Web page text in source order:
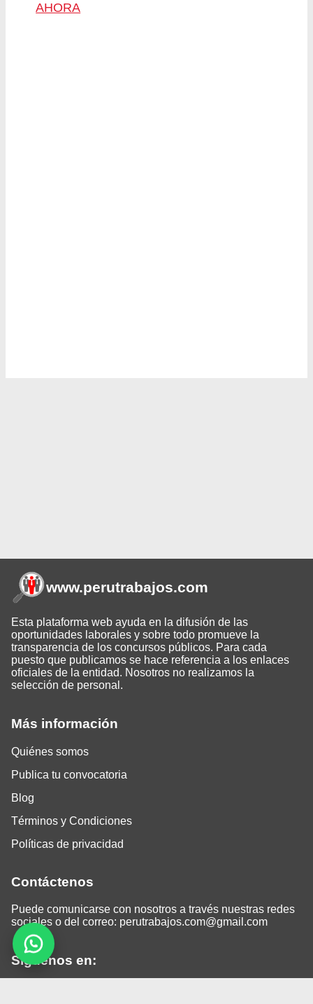
AHORA
Más información
Quiénes somos
Publica tu convocatoria
Blog
Términos y Condiciones
Políticas de privacidad
Contáctenos
Puede comunicarse con nosotros a través nuestras redes
sociales o del correo: perutrabajos.com@gmail.com
Siguenos en:
www.perutrabajos.com
Esta plataforma web ayuda en la difusión de las
oportunidades laborales y sobre todo promueve la
transparencia de los concursos públicos. Para cada
puesto que publicamos se hace referencia a los enlaces
oficiales de la entidad. Nosotros no realizamos la
selección de personal.